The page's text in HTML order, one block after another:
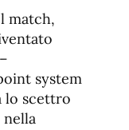
match,
system
lo scettro
nella